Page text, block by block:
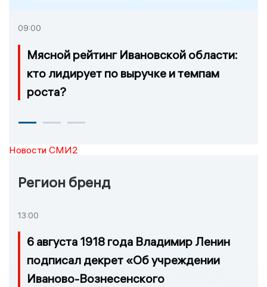
09:00
Мясной рейтинг Ивановской области:
кто лидирует по выручке и темпам
роста?
Новости СМИ2
Регион бренд
13:00
6 августа 1918 года Владимир Ленин
подписал декрет «Об учреждении
Иваново-Вознесенского